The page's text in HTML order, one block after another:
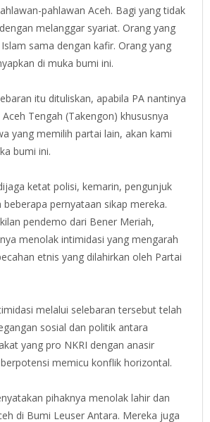
pahlawan Aceh. Bagi yang tidak
melanggar syariat. Orang yang
sama dengan kafir. Orang yang
di muka bumi ini.
itu dituliskan, apabila PA nantinya
Tengah (Takengon) khususnya
yang memilih partai lain, akan kami
bumi ini.
ketat polisi, kemarin, pengunjuk
pernyataan sikap mereka.
pendemo dari Bener Meriah,
menolak intimidasi yang mengarah
etnis yang dilahirkan oleh Partai
melalui selebaran tersebut telah
sosial dan politik antara
yang pro NKRI dengan anasir
memicu konflik horizontal.
pihaknya menolak lahir dan
di Bumi Leuser Antara. Mereka juga